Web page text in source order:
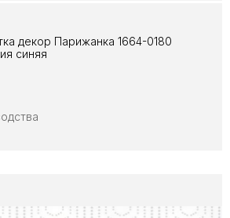
декор Парижанка 1664-0180
синяя